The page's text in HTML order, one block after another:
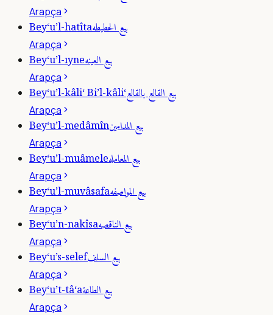
Arapça
Bey‘u’l-hatîtaبيع الحطيطه
Arapça
Bey‘u’l-ıyneبيع العينه
Arapça
Bey‘u’l-kâli‘ Bi’l-kâli‘بيع القالع بالقالع
Arapça
Bey‘u’l-medâmînبيع المدامين
Arapça
Bey‘u’l-muâmeleبيع المعامله
Arapça
Bey‘u’l-muvâsafaبيع المواصفه
Arapça
Bey‘u’n-nakîsaبيع الناقصه
Arapça
Bey‘u’s-selefبيع السلف
Arapça
Bey‘u’t-tâ‘aبيع الطاعة
Arapça